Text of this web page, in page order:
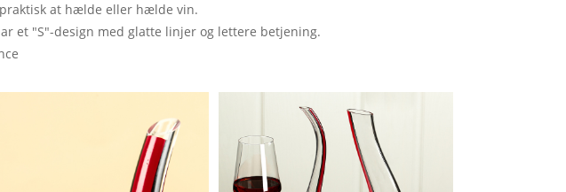
at hælde eller hælde vin.
et "S"-design med glatte linjer og lettere betjening.